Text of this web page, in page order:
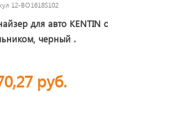
12-BO1618S102
для авто KENTIN c
черный .
руб.